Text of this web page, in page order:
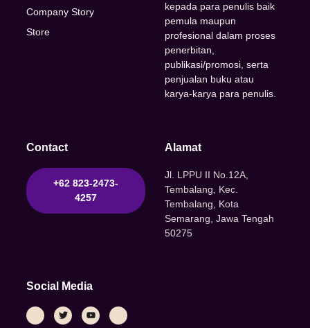
Company Story
Store
kepada para penulis baik
pemula maupun
profesional dalam proses
penerbitan,
publikasi/promosi, serta
penjualan buku atau
karya-karya para penulis.
Contact
+62 823-2473-
4257
Alamat
Jl. LPPU II No.12A,
Tembalang, Kec.
Tembalang, Kota
Semarang, Jawa Tengah
50275
Social Media